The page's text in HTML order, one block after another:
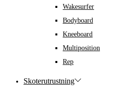
Wakesurfer
Bodyboard
Kneeboard
Multiposition
Rep
Skoterutrustning